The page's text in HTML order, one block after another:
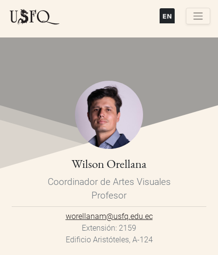
Wilson Orellana
Coordinador de Artes Visuales
Profesor
worellanam@usfq.edu.ec
Extensión 2159
Edificio Aristóteles, A-124